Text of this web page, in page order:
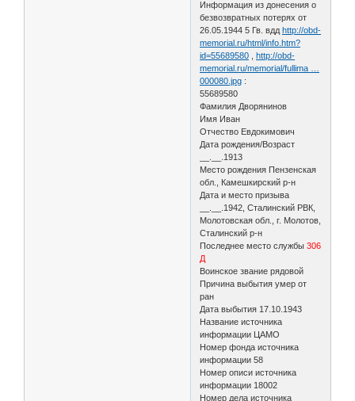
Информация из донесения о
безвозвратных потерях от
26.05.1944 5 Гв. вддhttp://obd-
memorial.ru/html/info.htm?
id=55689580 ,http://obd-
memorial.ru/memorial/fullima …
000080.jpg :
55689580
Фамилия Дворянинов
Имя Иван
Отчество Евдокимович
Дата рождения/Возраст
__.__.1913
Место рождения Пензенская
обл., Камешкирский р-н
Дата и место призыва
__.__.1942, Сталинский РВК,
Молотовская обл., г. Молотов,
Сталинский р-н
Последнее место службы306
Д
Воинское звание рядовой
Причина выбытия умер от
ран
Дата выбытия 17.10.1943
Название источника
информации ЦАМО
Номер фонда источника
информации 58
Номер описи источника
информации 18002
Номер дела источника